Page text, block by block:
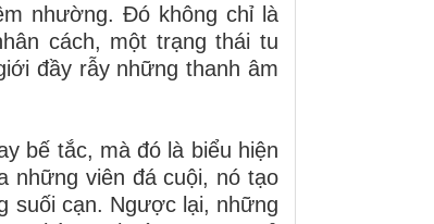
nhường. Đó không chỉ là
cách, một trạng thái tu
đầy rẫy những thanh âm
bế tắc, mà đó là biểu hiện
những viên đá cuội, nó tạo
suối cạn. Ngược lại, những